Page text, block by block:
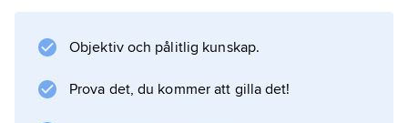
Men hon blev framgångsrik även i pjäser av
Barbara”, 1929) och av moderna brittiska
Objektiv och pålitlig kunskap.
Prova det, du kommer att gilla det!